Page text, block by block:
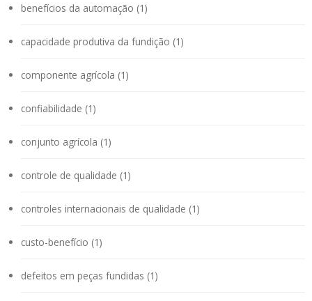
benefícios da automação (1)
capacidade produtiva da fundição (1)
componente agrícola (1)
confiabilidade (1)
conjunto agrícola (1)
controle de qualidade (1)
controles internacionais de qualidade (1)
custo-benefício (1)
defeitos em peças fundidas (1)